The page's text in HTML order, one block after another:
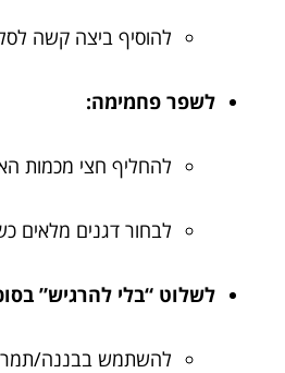
להוסיף ביצה קשה
לשפר פחמימה:
להחליף חצי מכמות
לבחור דגנים מלאים
לשלוט “בלי להרגיש”
להשתמש בבננה/